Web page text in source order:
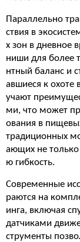
Параллельно
ствия в
х зон в дневное
ниши для более
нтный баланс и
авшиеся к охоте
учают
ми, что может
ования в
традиционных
ающих не только
ю гибкость.
Современные
раются на
инга, включая
датчиками
струменты